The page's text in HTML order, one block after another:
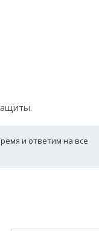
и ответим на все